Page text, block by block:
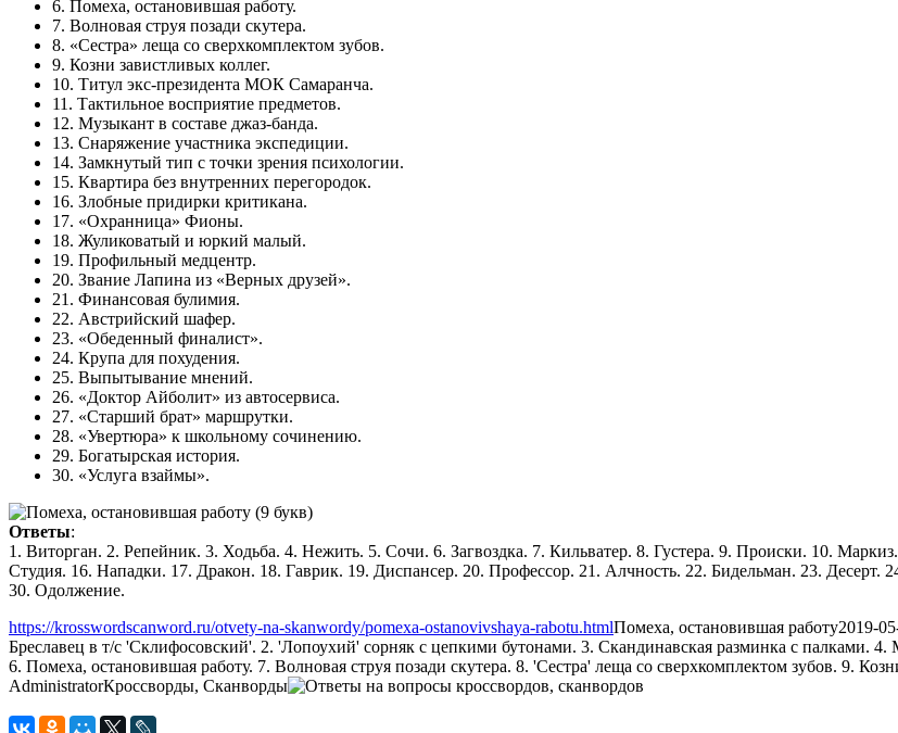
6. Помеха, остановившая работу.
7. Волновая струя позади скутера.
8. «Сестра» леща со сверхкомплектом зубов.
9. Козни завистливых коллег.
10. Титул экс-президента МОК Самаранча.
11. Тактильное восприятие предметов.
12. Музыкант в составе джаз-банда.
13. Снаряжение участника экспедиции.
14. Замкнутый тип с точки зрения психологии.
15. Квартира без внутренних перегородок.
16. Злобные придирки критикана.
17. «Охранница» Фионы.
18. Жуликоватый и юркий малый.
19. Профильный медцентр.
20. Звание Лапина из «Верных друзей».
21. Финансовая булимия.
22. Австрийский шафер.
23. «Обеденный финалист».
24. Крупа для похудения.
25. Выпытывание мнений.
26. «Доктор Айболит» из автосервиса.
27. «Старший брат» маршрутки.
28. «Увертюра» к школьному сочинению.
29. Богатырская история.
30. «Услуга взаймы».
Ответы:
1. Виторган. 2. Репейник. 3. Ходьба. 4. Нежить. 5. Сочи. 6. Загвоздка. 7. Кильватер. 8. Густера. 9. Происки. 10.
Студия. 16. Нападки. 17. Дракон. 18. Гаврик. 19. Диспансер. 20. Профессор. 21. Алчность. 22. Бидельман. 23.
30. Одолжение.
https://krosswordscanword.ru/otvety-na-skanwordy/pomexa-ostanovivshaya-rabotu.htmlПомеха, остановившая работу2019-
Бреславец в т/с 'Склифосовский'. 2. 'Лопоухий' сорняк с цепкими бутонами. 3. Скандинавская разминка с палками.
6. Помеха, остановившая работу. 7. Волновая струя позади скутера. 8. 'Сестра' леща со сверхкомплектом зубов. 9.
AdministratorКроссворды, Сканворды